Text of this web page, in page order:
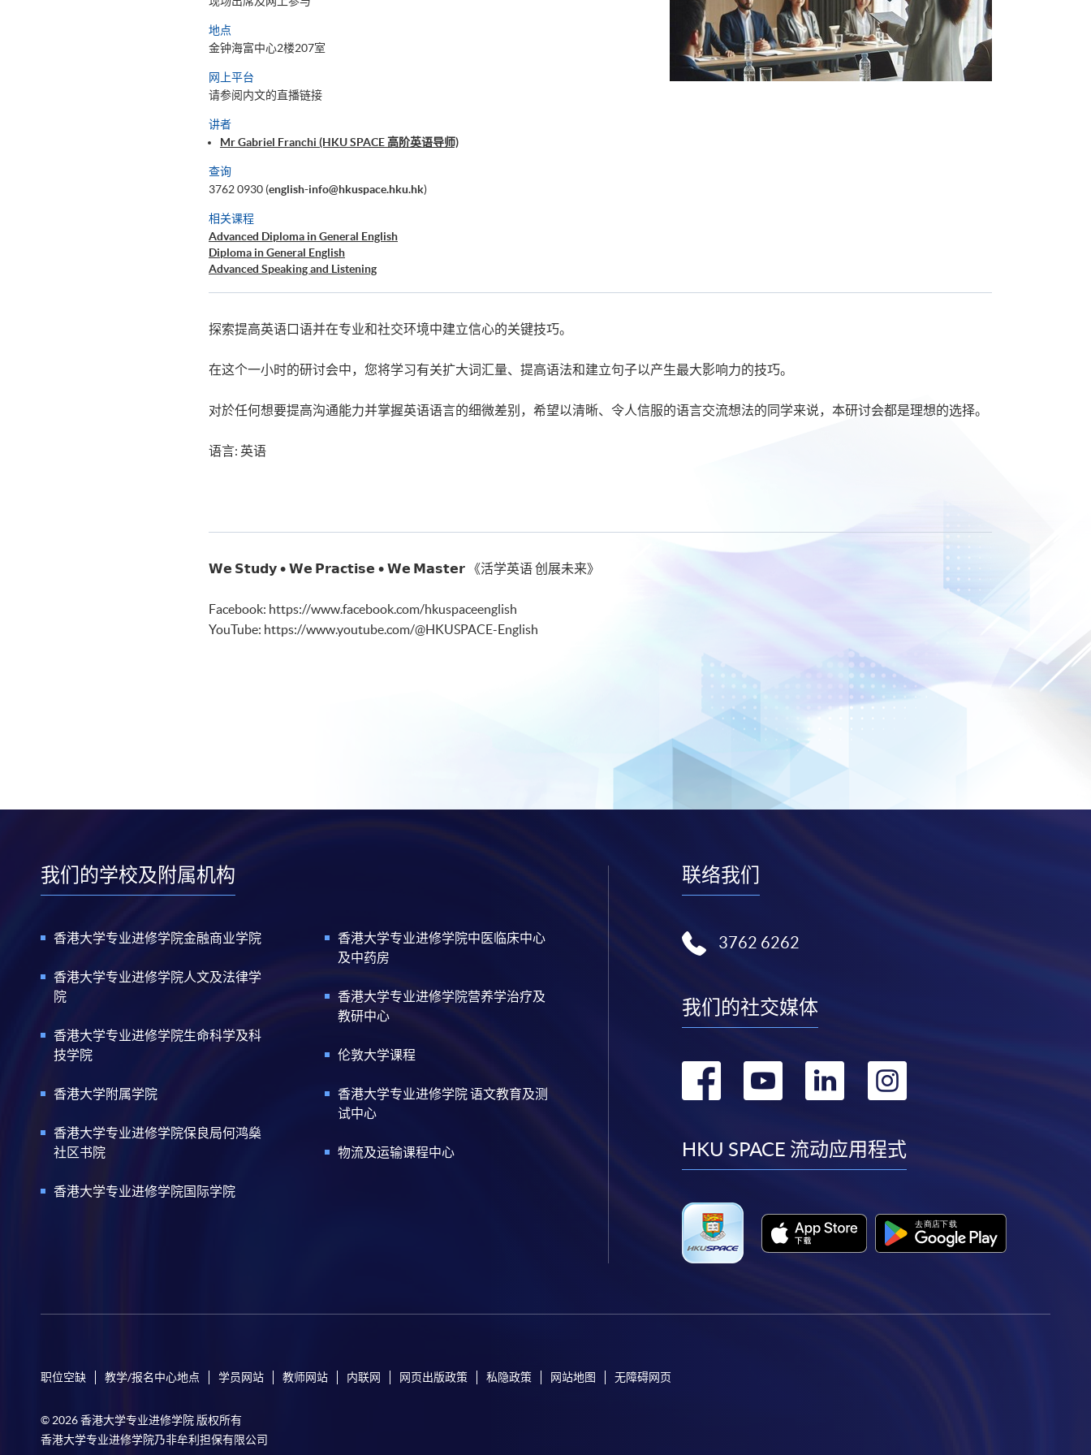
地点
金钟海富中心2楼207室
网上平台
请参阅内文的直播链接
讲者
Mr Gabriel Franchi (HKU SPACE 高阶英语导师)
查询
3762 0930 (english-info@hkuspace.hku.hk)
相关课程
Advanced Diploma in General English
Diploma in General English
Advanced Speaking and Listening
探索提高英语口语并在专业和社交环境中建立信心的关键技巧。
在这个一小时的研讨会中，您将学习有关扩大词汇量、提高语法和建立句子以产生最大影响力的技巧。
对於任何想要提高沟通能力并掌握英语语言的细微差别，希望以清晰、令人信服的语言交流想法的同学来说，本研讨会都是理想的选择。
语言: 英语
𝗪𝗲 𝗦𝘁𝘂𝗱𝘆 • 𝗪𝗲 𝗣𝗿𝗮𝗰𝘁𝗶𝘀𝗲 • 𝗪𝗲 𝗠𝗮𝘀𝘁𝗲𝗿 《活学英语 创展未来》
Facebook: https://www.facebook.com/hkuspaceenglish
YouTube: https://www.youtube.com/@HKUSPACE-English
我们的学校及附属机构
香港大学专业进修学院金融商业学院
香港大学专业进修学院人文及法律学
院
香港大学专业进修学院生命科学及科
技学院
香港大学附属学院
香港大学专业进修学院保良局何鸿燊
社区书院
香港大学专业进修学院国际学院
香港大学专业进修学院中医临床中心
及中药房
香港大学专业进修学院营养学治疗及
教研中心
伦敦大学课程
香港大学专业进修学院 语文教育及测
试中心
物流及运输课程中心
联络我们
3762 6262
我们的社交媒体
转
facebook
转
youtube
转
linkedininstagram
HKU SPACE 流动应用程式
职位空缺 教学/报名中心地点 学员网站 教师网站 内联网 网页出版政策 私隐政策 网站地图 无障碍网页
© 2026 香港大学专业进修学院 版权所有
香港大学专业进修学院乃非牟利担保有限公司